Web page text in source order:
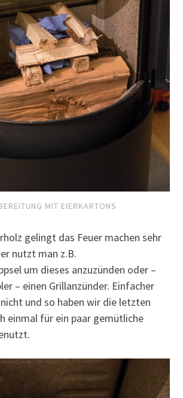
MIT EIERKARTONS
gelingt das Feuer machen sehr
nutzt man z.B.
um dieses anzuzünden oder –
– einen Grillanzünder. Einfacher
und so haben wir die letzten
einmal für ein paar gemütliche